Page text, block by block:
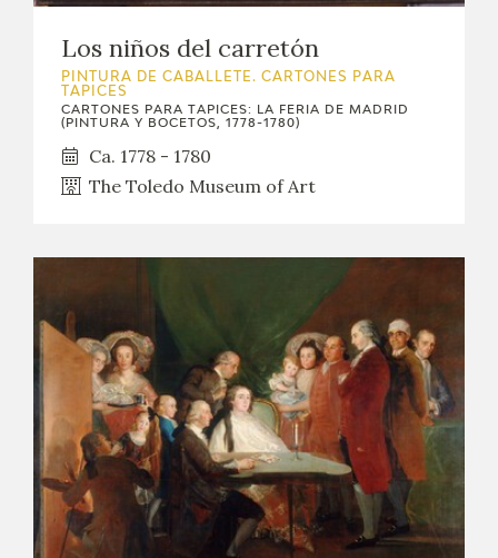
Los niños del carretón
PINTURA DE CABALLETE. CARTONES PARA
TAPICES
CARTONES PARA TAPICES: LA FERIA DE MADRID
(PINTURA Y BOCETOS, 1778-1780)
Ca. 1778 - 1780
The Toledo Museum of Art